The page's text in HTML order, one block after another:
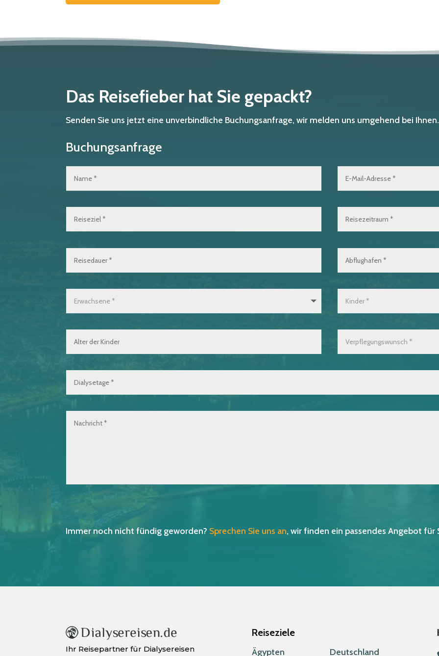
Das Reisefieber hat Sie gepackt?
Senden Sie uns jetzt eine unverbindliche Buchungsanfrage, wir melden uns umgehend bei Ihnen.
Buchungsanfrage
Immer noch nicht fündig geworden? Sprechen Sie uns an, wir finden ein passendes Angebot für
Ihr Reisepartner für Dialysereisen
Reiseziele
Ägypten Deutschland